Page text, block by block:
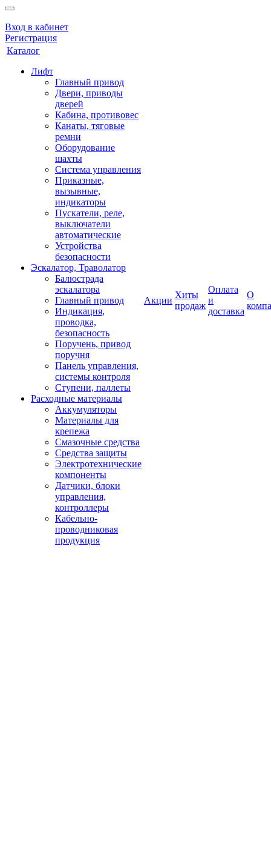
Вход в кабинет
Регистрация
Каталог
Лифт
Главный привод
Двери, приводы
дверей
Кабина, противовес
Канаты, тяговые
ремни
Оборудование
шахты
Система управления
Приказные,
вызывные,
индикаторы
Пускатели, реле,
выключатели
автоматические
Устройства
безопасности
Эскалатор, Траволатор
Балюстрада
эскалатора
Главный привод
Индикация,
проводка,
безопасность
Поручень, привод
поручня
Панель управления,
системы контроля
Ступени, паллеты
Расходные материалы
Аккумуляторы
Материалы для
крепежа
Смазочные средства
Средства защиты
Электротехнические
компоненты
Датчики, блоки
управления,
контроллеры
Кабельно-
проводниковая
продукция
Акции
Хиты
продаж
Оплата
и
доставка
О